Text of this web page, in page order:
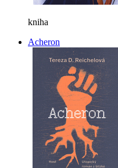
kniha
Acheron